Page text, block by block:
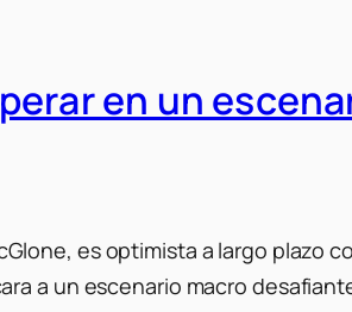
en un
es optimista a largo plazo
a un escenario macro